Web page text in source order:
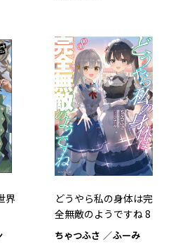
界
どうやら私の身体は完
全無敵のようですね 8
ちゃつふさ ふーみ